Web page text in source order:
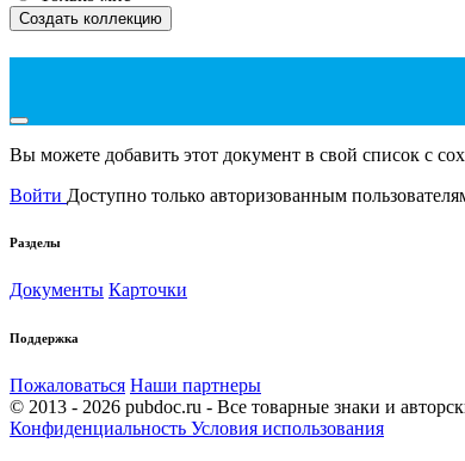
Создать коллекцию
Вы можете добавить этот документ в свой список с
Войти Доступно только авторизованным
Разделы
Документы Карточки
Поддержка
Пожаловаться Наши партнеры
© 2013 - 2026 pubdoc.ru - Все товарные знаки и
Конфиденциальность Условия использования